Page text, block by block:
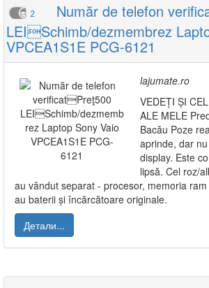
2
Număr de telefon
LEISchimb/dezmembrez
VPCEA1S1E PCG-6121
lajumate.ro
VEDEȚI ȘI
ALE MELE
Bacău Poze
aprinde, dar
display. Este
lipsă. Cel roz/
au vândut separat - procesor, memoria
au baterii și încărcătoare originale.
Детали...